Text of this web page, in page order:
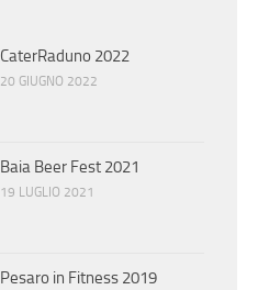
CaterRaduno 2022
20 GIUGNO 2022
Baia Beer Fest 2021
19 LUGLIO 2021
Pesaro in Fitness 2019